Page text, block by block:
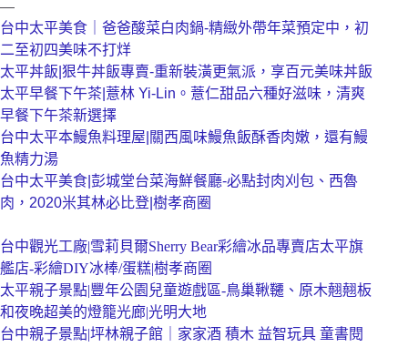
—
台中太平美食｜爸爸酸菜白肉鍋-精緻外帶年菜預定中，初
二至初四美味不打烊
太平丼飯|狠牛丼飯專賣-重新裝潢更氣派，享百元美味丼飯
太平早餐下午茶|薏林 Yi-Lin。薏仁甜品六種好滋味，清爽
早餐下午茶新選擇
台中太平本鰻魚料理屋|關西風味鰻魚飯酥香肉嫩，還有鰻
魚精力湯
台中太平美食|彭城堂台菜海鮮餐廳-必點封肉刈包、西魯
肉，2020米其林必比登|樹孝商圈
台中觀光工廠|雪莉貝爾Sherry Bear彩繪冰品專賣店太平旗
艦店-彩繪DIY冰棒/蛋糕|樹孝商圈
太平親子景點|豐年公園兒童遊戲區-鳥巢鞦韆、原木翹翹板
和夜晚超美的燈籠光廊|光明大地
台中親子景點|坪林親子館｜家家酒 積木 益智玩具 童書閱